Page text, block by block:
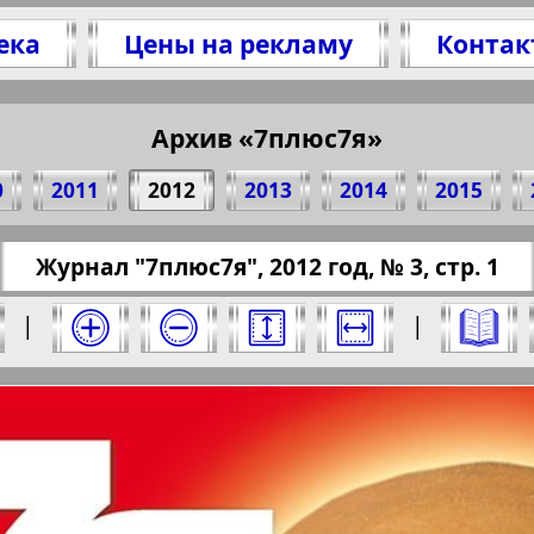
Цены на рекламу
Архив «7плюс7я»
2011 2012 2013 2014 2015
номер и нажмите на него:
Журнал "7плюс7я", 2012 год, № 3, стр. 1
| |
Номер: 3, 2012 год. Выберите
2 3
1 стр. журнала "7plus7ja", № 3,
(Нажмите, чтобы скопировать ссылку)
?pub=7-plus-
Берлинский
Все